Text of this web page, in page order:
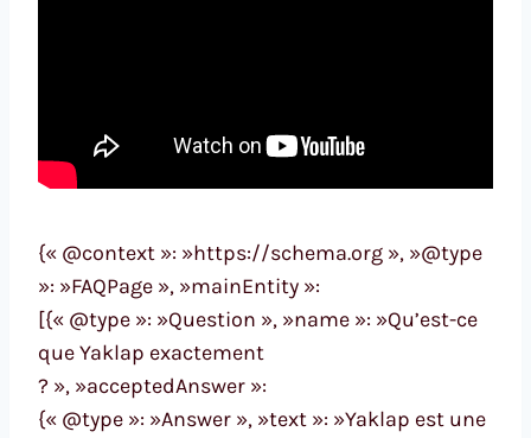
{« @context »: »https://schema.org », »@type
»: »FAQPage », »mainEntity »:
[{« @type »: »Question », »name »: »Qu’est-ce
que Yaklap exactement
? », »acceptedAnswer »:
{« @type »: »Answer », »text »: »Yaklap est une